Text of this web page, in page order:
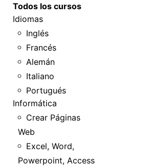
Todos los cursos
Idiomas
Inglés
Francés
Alemán
Italiano
Portugués
Informática
Crear Páginas
Web
Excel, Word,
Powerpoint, Access